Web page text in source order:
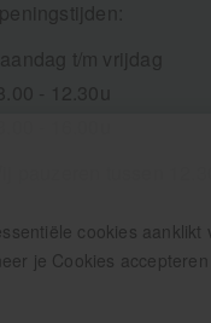
cookies aanklikt
je Cookies accepteren